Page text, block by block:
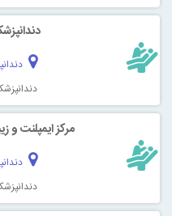
مرکز ایمپلنت و